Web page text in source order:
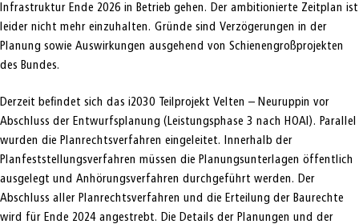
Infrastruktur Ende 2026 in Betrieb gehen. Der ambitionierte Zeitplan ist
leider nicht mehr einzuhalten. Gründe sind Verzögerungen in der
Planung sowie Auswirkungen ausgehend von Schienengroßprojekten
des Bundes.
Derzeit befindet sich das i2030 Teilprojekt Velten – Neuruppin vor
Abschluss der Entwurfsplanung (Leistungsphase 3 nach HOAI). Parallel
wurden die Planrechtsverfahren eingeleitet. Innerhalb der
Planfeststellungsverfahren müssen die Planungsunterlagen öffentlich
ausgelegt und Anhörungsverfahren durchgeführt werden. Der
Abschluss aller Planrechtsverfahren und die Erteilung der Baurechte
wird für Ende 2024 angestrebt. Die Details der Planungen und der